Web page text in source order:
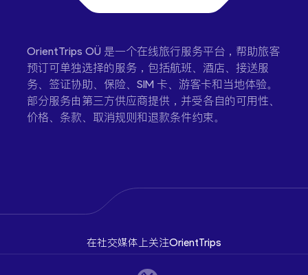
OrientTrips OÜ 是一个在线旅行服务平台，帮助旅客
预订可单独选择的服务，包括航班、酒店、接送服
务、签证协助、保险、SIM 卡、游客卡和当地体验。
部分服务由第三方供应商提供，并受各自的可用性、
价格、条款、取消规则和退款条件约束。
在社交媒体上关注OrientTrips